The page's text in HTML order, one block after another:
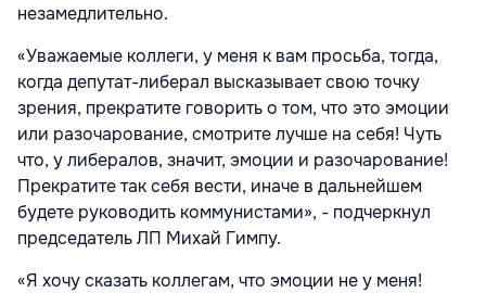
незамедлительно.
«Уважаемые коллеги, у меня к вам просьба, тогда,
когда депутат-либерал высказывает свою точку
зрения, прекратите говорить о том, что это эмоции
или разочарование, смотрите лучше на себя! Чуть
что, у либералов, значит, эмоции и разочарование!
Прекратите так себя вести, иначе в дальнейшем
будете руководить коммунистами», - подчеркнул
председатель ЛП Михай Гимпу.
«Я хочу сказать коллегам, что эмоции не у меня!